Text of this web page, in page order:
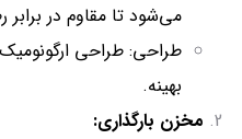
می‌شود تا مقاوم در
طراحی: طراحی
بهینه.
مخزن بارگذاری: